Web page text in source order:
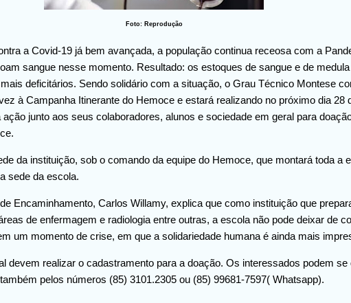
Foto: Reprodução
a Covid-19 já bem avançada, a população continua receosa com a
sangue nesse momento. Resultado: os estoques de sangue e de
deficitários. Sendo solidário com a situação, o Grau Técnico Montese
à Campanha Itinerante do Hemoce e estará realizando no próximo dia 28
junto aos seus colaboradores, alunos e sociedade em geral para
da instituição, sob o comando da equipe do Hemoce, que montará toda a
sede da escola.
Encaminhamento, Carlos Willamy, explica que como instituição que
de enfermagem e radiologia entre outras, a escola não pode deixar de
um momento de crise, em que a solidariedade humana é ainda mais
devem realizar o cadastramento para a doação. Os interessados podem se
pelos números (85) 3101.2305 ou (85) 99681-7597( Whatsapp).